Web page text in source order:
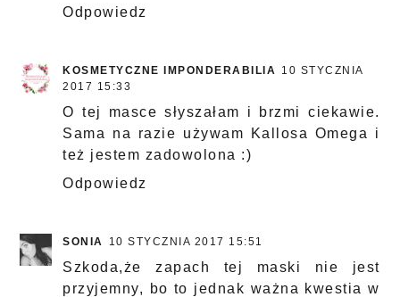
Odpowiedz
KOSMETYCZNE IMPONDERABILIA 10 STYCZNIA
2017 15:33
O tej masce słyszałam i brzmi ciekawie.
Sama na razie używam Kallosa Omega i
też jestem zadowolona :)
Odpowiedz
SONIA 10 STYCZNIA 2017 15:51
Szkoda,że zapach tej maski nie jest
przyjemny, bo to jednak ważna kwestia w